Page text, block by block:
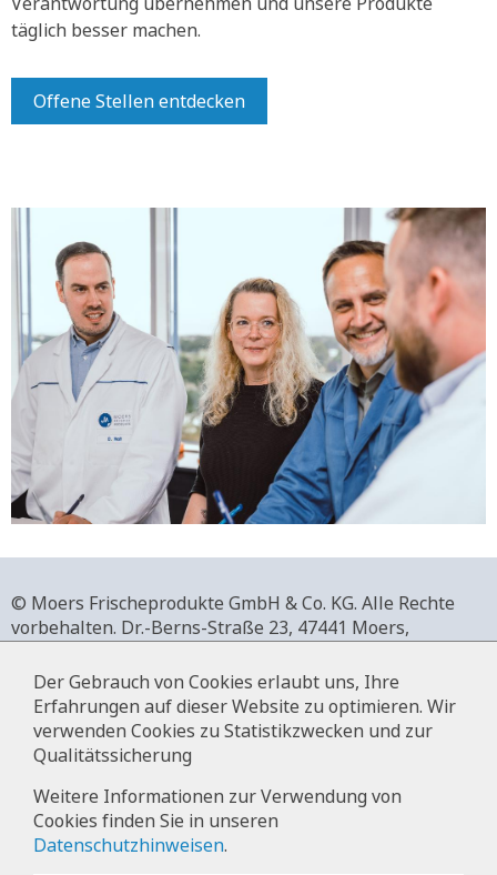
täglich besser machen.
Offene Stellen entdecken
© Moers Frischeprodukte GmbH & Co. KG. Alle Rechte
vorbehalten. Dr.-Berns-Straße 23, 47441 Moers,
+49 2841 911-0,www.moers-frischeprodukte.de
Impressum
Datenschutz
Der Gebrauch von Cookies erlaubt uns, Ihre
Erfahrungen auf dieser Website zu optimieren. Wir
verwenden Cookies zu Statistikzwecken und zur
Qualitätssicherung
Weitere Informationen zur Verwendung von
Cookies finden Sie in unseren
Datenschutzhinweisen.